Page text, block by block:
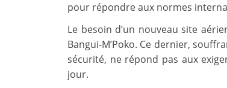
pour répondre aux normes
Le besoin d’un nouveau site
Bangui-M’Poko. Ce dernier,
sécurité, ne répond pas aux
jour.